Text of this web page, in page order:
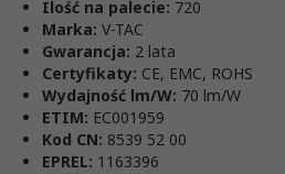
Ilość na palecie: 720
Marka: V-TAC
Gwarancja: 2 lata
Certyfikaty: CE, EMC, ROHS
Wydajność lm/W: 70 lm/W
ETIM: EC001959
Kod CN: 8539 52 00
EPREL: 1163396